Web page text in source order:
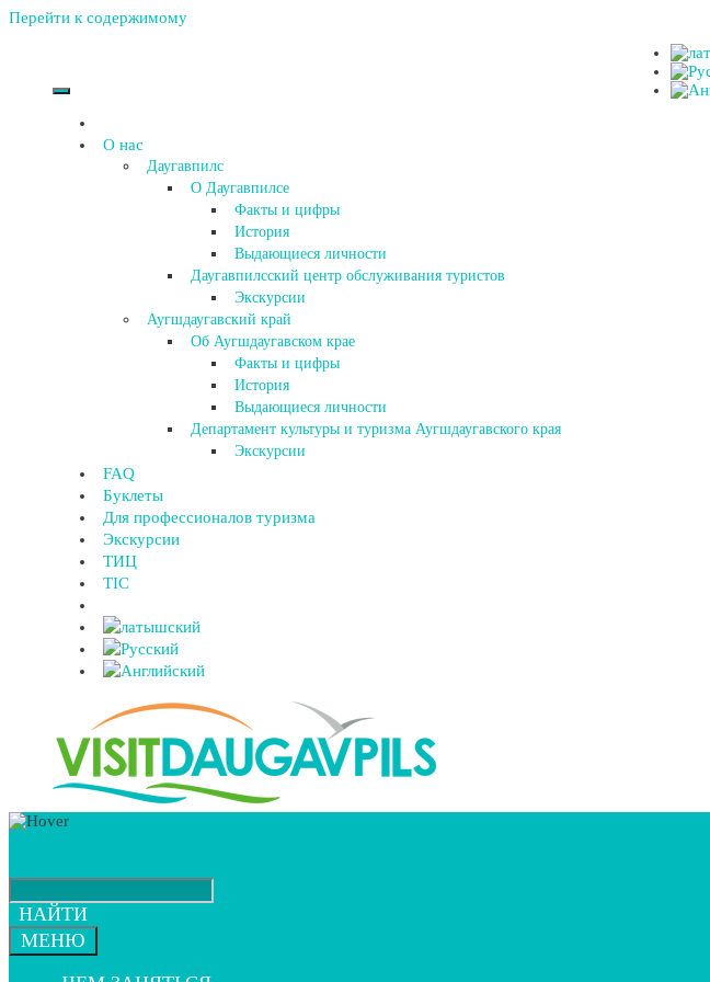
Перейти к содержимому
О нас
Даугавпилс
О Даугавпилсе
Факты и цифры
История
Выдающиеся личности
Даугавпилсский центр обслуживания туристов
Экскурсии
Аугшдаугавский край
Об Аугшдаугавском крае
Факты и цифры
История
Выдающиеся личности
Департамент культуры и туризма Аугшдаугавского края
Экскурсии
FAQ
Буклеты
Для профессионалов туризма
Экскурсии
ТИЦ
TIC
НАЙТИ
МЕНЮ